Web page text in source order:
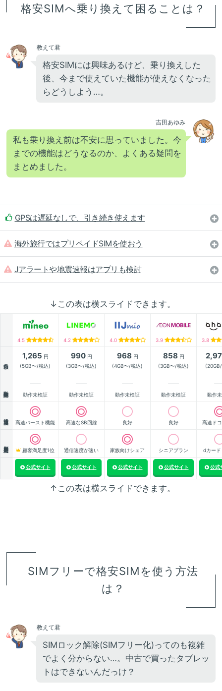
格安SIMへ乗り換えて困ることは？
教えて君
格安SIMには興味あるけど、乗り換えした
後、今まで使えていた機能が使えなくなった
らどうしよう…。
吉田あゆみ
私も乗り換え前は不安に思っていました。今
までの機能はどうなるのか、よくある疑問を
まとめました。
GPSは遅延なしで、引き続き使えます
海外旅行ではプリペイドSIMを使おう
Jアラートや地震速報はアプリも検討
↓この表は横スライドできます。
4.5 4.2 4.0 3.9 3.8
1,265 円
(5GB〜/税込)
990円
(3GB〜/税込)
968 円
(4GB〜/税込)
858 円
(3GB〜/税込)
動作未検証 動作未検証 動作未検証 動作未検証 動作
高速バースト機能 高速なSB回線 良好 良好 高速ド
顧客満足度1位 通信速度が速い 家族向けシェア シニアプラン dカード
公式サイト 公式サイト 公式サイト 公式サイト 公式
↑この表は横スライドできます。
SIMフリーで格安SIMを使う方法
は？
教えて君
SIMロック解除(SIMフリー化)ってのも複雑
でよく分からない…。中古で買ったタブレッ
トはできないんだっけ？